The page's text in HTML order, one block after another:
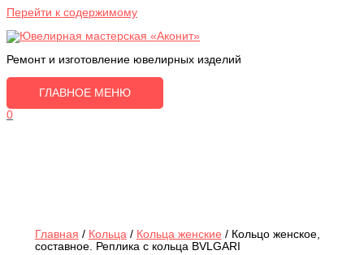
Перейти к содержимому
Ремонт и изготовление ювелирных изделий
ГЛАВНОЕ МЕНЮ
0
Главная / Кольца / Кольца женские / Кольцо женское,
составное. Реплика с кольца BVLGARI